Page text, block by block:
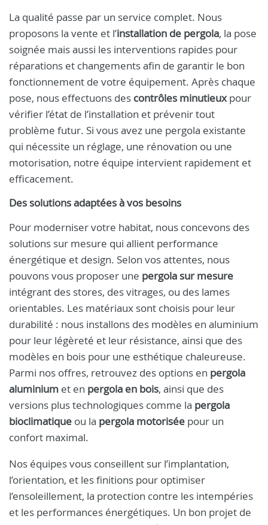
La qualité passe par un service complet. Nous
proposons la vente et l’installation de pergola, la pose
soignée mais aussi les interventions rapides pour
réparations et changements afin de garantir le bon
fonctionnement de votre équipement. Après chaque
pose, nous effectuons des contrôles minutieuxpour
vérifier l’état de l’installation et prévenir tout
problème futur. Si vous avez une pergola existante
qui nécessite un réglage, une rénovation ou une
motorisation, notre équipe intervient rapidement et
efficacement.
Des solutions adaptées à vos besoins
Pour moderniser votre habitat, nous concevons des
solutions sur mesure qui allient performance
énergétique et design. Selon vos attentes, nous
pouvons vous proposer une pergola sur mesure
intégrant des stores, des vitrages, ou des lames
orientables. Les matériaux sont choisis pour leur
durabilité : nous installons des modèles en aluminium
pour leur légèreté et leur résistance, ainsi que des
modèles en bois pour une esthétique chaleureuse.
Parmi nos offres, retrouvez des options en pergola
aluminium et en pergola en bois, ainsi que des
versions plus technologiques comme la pergola
bioclimatique ou la pergola motorisée pour un
confort maximal.
Nos équipes vous conseillent sur l’implantation,
l’orientation, et les finitions pour optimiser
l’ensoleillement, la protection contre les intempéries
et les performances énergétiques. Un bon projet de